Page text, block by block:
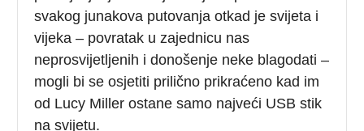
svakog junakova putovanja otkad je svijeta i
vijeka – povratak u zajednicu nas
neprosvijetljenih i donošenje neke blagodati –
mogli bi se osjetiti prilično prikraćeno kad im
od Lucy Miller ostane samo najveći USB stik
na svijetu.